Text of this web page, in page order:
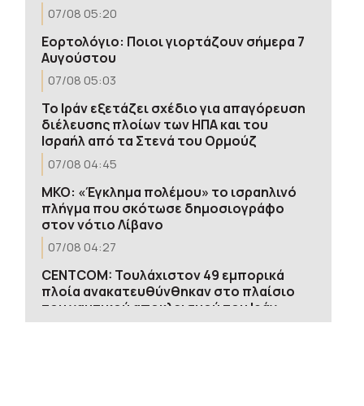
07/08 05:20
Εορτολόγιο: Ποιοι γιορτάζουν σήμερα 7
Αυγούστου
07/08 05:03
Το Ιράν εξετάζει σχέδιο για απαγόρευση
διέλευσης πλοίων των ΗΠΑ και του
Ισραήλ από τα Στενά του Ορμούζ
07/08 04:45
ΜΚΟ: «Έγκλημα πολέμου» το ισραηλινό
πλήγμα που σκότωσε δημοσιογράφο
στον νότιο Λίβανο
07/08 04:27
CENTCOM: Τουλάχιστον 49 εμπορικά
πλοία ανακατευθύνθηκαν στο πλαίσιο
του ναυτικού αποκλεισμού του Ιράν